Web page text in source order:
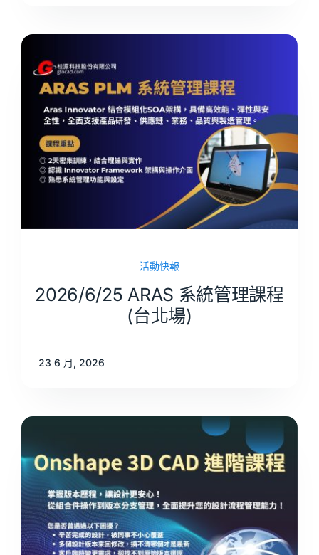
活動快報
2026/6/25 ARAS 系統管理課程
(台北場)
23 6 月, 2026